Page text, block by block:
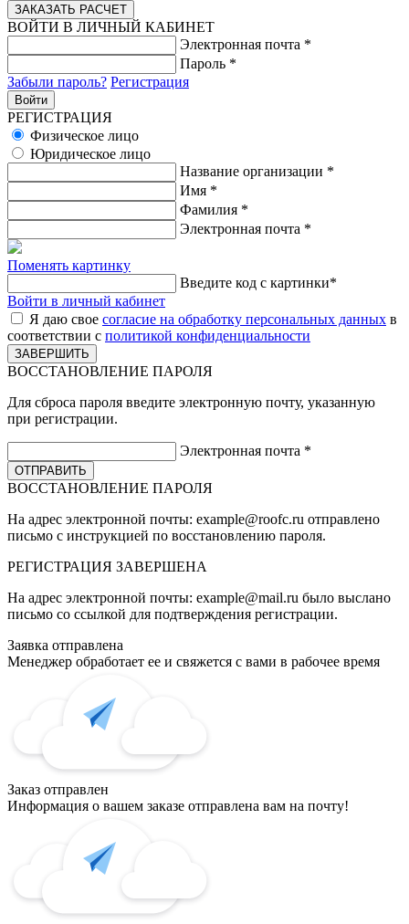
ВОЙТИ В ЛИЧНЫЙ КАБИНЕТ
Электронная почта *
Пароль *
Забыли пароль? Регистрация
РЕГИСТРАЦИЯ
Физическое лицо
Юридическое лицо
Название организации *
Имя *
Фамилия *
Электронная почта *
Поменять картинку
Введите код с картинки*
Войти в личный кабинет
Я даю свое согласие на обработку персональных данных в
соответствии с политикой конфиденциальности
ВОССТАНОВЛЕНИЕ ПАРОЛЯ
Для сброса пароля введите электронную почту, указанную
при регистрации.
Электронная почта *
ВОССТАНОВЛЕНИЕ ПАРОЛЯ
На адрес электронной почты: example@roofc.ru отправлено
письмо с инструкцией по восстановлению пароля.
РЕГИСТРАЦИЯ ЗАВЕРШЕНА
На адрес электронной почты: example@mail.ru было выслано
письмо со ссылкой для подтверждения регистрации.
Заявка отправлена
Менеджер обработает ее и свяжется с вами в рабочее время
Заказ отправлен
Информация о вашем заказе отправлена вам на почту!